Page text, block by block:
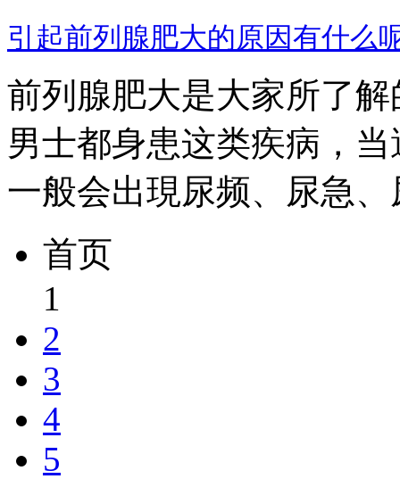
引起前列腺肥大的原因有什么
前列腺肥大是大家所了
男士都身患这类疾病，
一般会出現尿频、尿急、
首页
1
2
3
4
5